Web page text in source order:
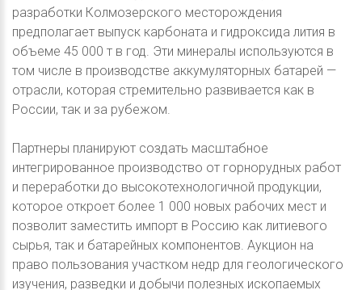
разработки Колмозерского месторождения
предполагает выпуск карбоната и гидроксида лития в
объеме 45 000 т в год. Эти минералы используются в
том числе в производстве аккумуляторных батарей —
отрасли, которая стремительно развивается как в
России, так и за рубежом.
Партнеры планируют создать масштабное
интегрированное производство от горнорудных работ
и переработки до высокотехнологичной продукции,
которое откроет более 1 000 новых рабочих мест и
позволит заместить импорт в Россию как литиевого
сырья, так и батарейных компонентов. Аукцион на
право пользования участком недр для геологического
изучения, разведки и добычи полезных ископаемых